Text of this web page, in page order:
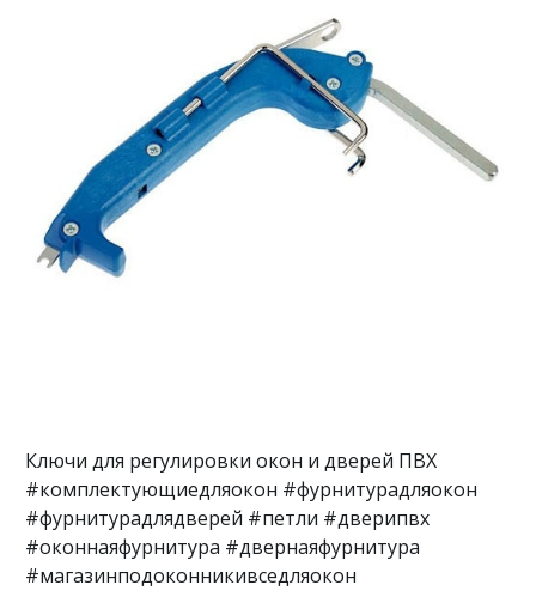
Ключи для регулировки окон и дверей ПВХ
#комплектующиедляокон #фурнитурадляокон
#фурнитурадлядверей #петли #дверипвх
#оконнаяфурнитура #двернаяфурнитура
#магазинподоконникивседляокон